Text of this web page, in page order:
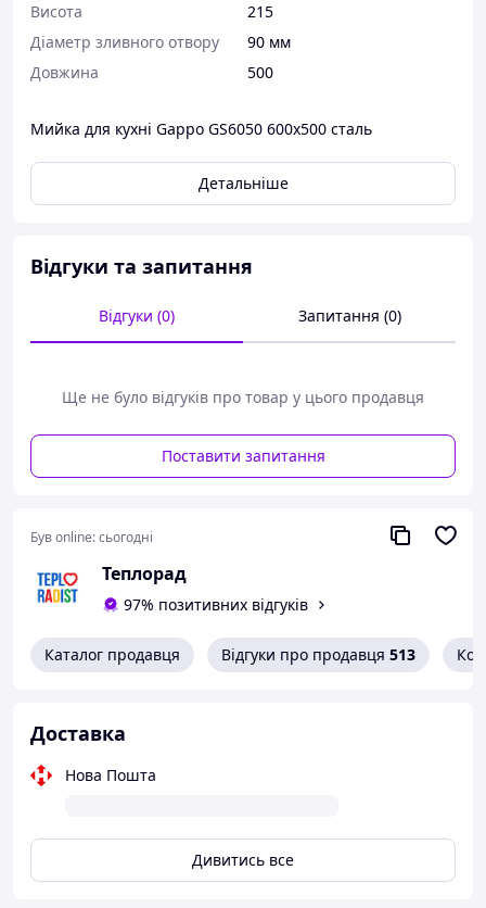
Висота
215
Діаметр зливного отвору
90 мм
Довжина
500
Мийка для кухні Gappo GS6050 600x500 сталь
Детальніше
Відгуки та запитання
Відгуки (0) Запитання (0)
Ще не було відгуків про товар у цього продавця
Поставити запитання
Був online:сьогодні
Теплорад
97% позитивних відгуків
Каталог продавця Відгуки про продавця 513
Доставка
Нова Пошта
Дивитись все